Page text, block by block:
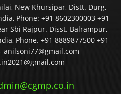
New Khursipar, Distt. Durg,
Phone: +91 8602300003 +91
Sbi Rajpur. Disst. Balrampur,
Phone. +91 8889877500 +91
anilsoni77@gmail.com